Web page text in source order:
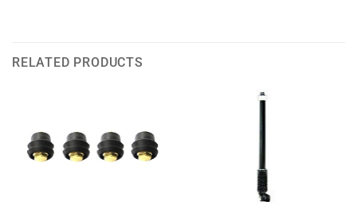
RELATED PRODUCTS